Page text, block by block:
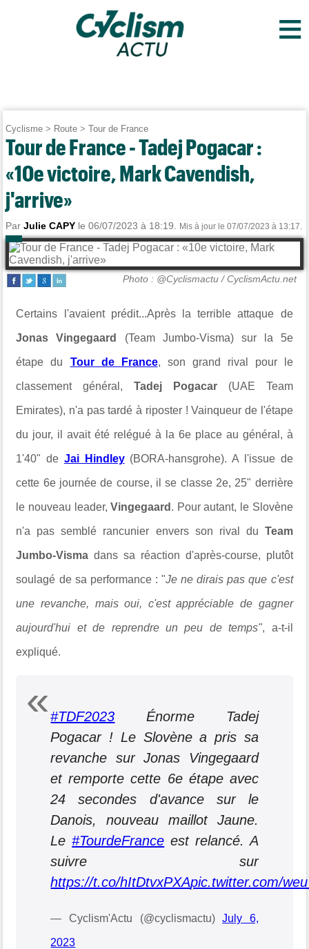
≡
Cyclisme > Route >Tour de France
Tour de France - Tadej Pogacar :
«10e victoire, Mark Cavendish,
j'arrive»
ParJulie CAPY le 06/07/2023 à 18:19. Mis à jour le 07/07/2023 à 13:17.
Photo : @Cyclismactu / CyclismActu.net
Certains l'avaient prédit...Après la terrible attaque de
Jonas Vingegaard (Team Jumbo-Visma) sur la 5e
étape du Tour de France, son grand rival pour le
classement général,Tadej Pogacar (UAE Team
Emirates), n'a pas tardé à riposter ! Vainqueur de l'étape
du jour, il avait été relégué à la 6e place au général, à
1'40" de Jai Hindley (BORA-hansgrohe). A l'issue de
cette 6e journée de course, il se classe 2e, 25" derrière
le nouveau leader,Vingegaard . Pour autant, le Slovène
n'a pas semblé rancunier envers son rival du Team
Jumbo-Visma dans sa réaction d'après-course, plutôt
soulagé de sa performance : "Je ne dirais pas que c'est
une revanche, mais oui, c'est appréciable de gagner
aujourd'hui et de reprendre un peu de temps", a-t-il
expliqué.
#TDF2023 Énorme Tadej
Pogacar ! Le Slovène a pris sa
revanche sur Jonas Vingegaard
et remporte cette 6e étape avec
24 secondes d'avance sur le
Danois, nouveau maillot Jaune.
Le#TourdeFrance est relancé. A
suivre sur
https://t.co/hItDtvxPXApic.twitter.com/
— Cyclism'Actu (@cyclismactu)July 6,
2023